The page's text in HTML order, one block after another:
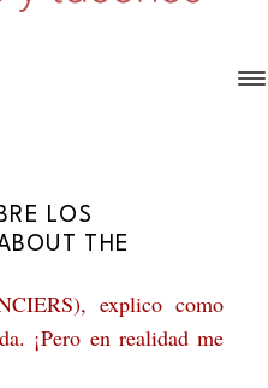
LOS
THE
explico como
¡Pero en realidad me